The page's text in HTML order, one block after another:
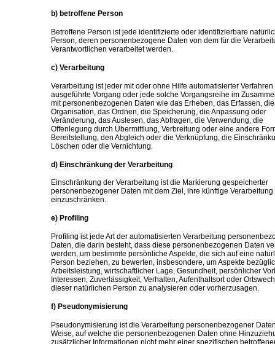
b) betroffene Person
Betroffene Person ist jede identifizierte oder identifizierbare
Person, deren personenbezogene Daten von dem für die
Verantwortlichen verarbeitet werden.
c) Verarbeitung
Verarbeitung ist jeder mit oder ohne Hilfe automatisierter Verfahren
ausgeführte Vorgang oder jede solche Vorgangsreihe im
mit personenbezogenen Daten wie das Erheben, das Erfassen, die
Organisation, das Ordnen, die Speicherung, die Anpassung oder
Veränderung, das Auslesen, das Abfragen, die Verwendung, die
Offenlegung durch Übermittlung, Verbreitung oder eine andere
Bereitstellung, den Abgleich oder die Verknüpfung, die
Löschen oder die Vernichtung.
d) Einschränkung der Verarbeitung
Einschränkung der Verarbeitung ist die Markierung gespeicherter
personenbezogener Daten mit dem Ziel, ihre künftige Verarbeitung
einzuschränken.
e) Profiling
Profiling ist jede Art der automatisierten Verarbeitung
Daten, die darin besteht, dass diese personenbezogenen Daten
werden, um bestimmte persönliche Aspekte, die sich auf eine
Person beziehen, zu bewerten, insbesondere, um Aspekte
Arbeitsleistung, wirtschaftlicher Lage, Gesundheit, persönlicher
Interessen, Zuverlässigkeit, Verhalten, Aufenthaltsort oder
dieser natürlichen Person zu analysieren oder vorherzusagen.
f) Pseudonymisierung
Pseudonymisierung ist die Verarbeitung personenbezogener
Weise, auf welche die personenbezogenen Daten ohne